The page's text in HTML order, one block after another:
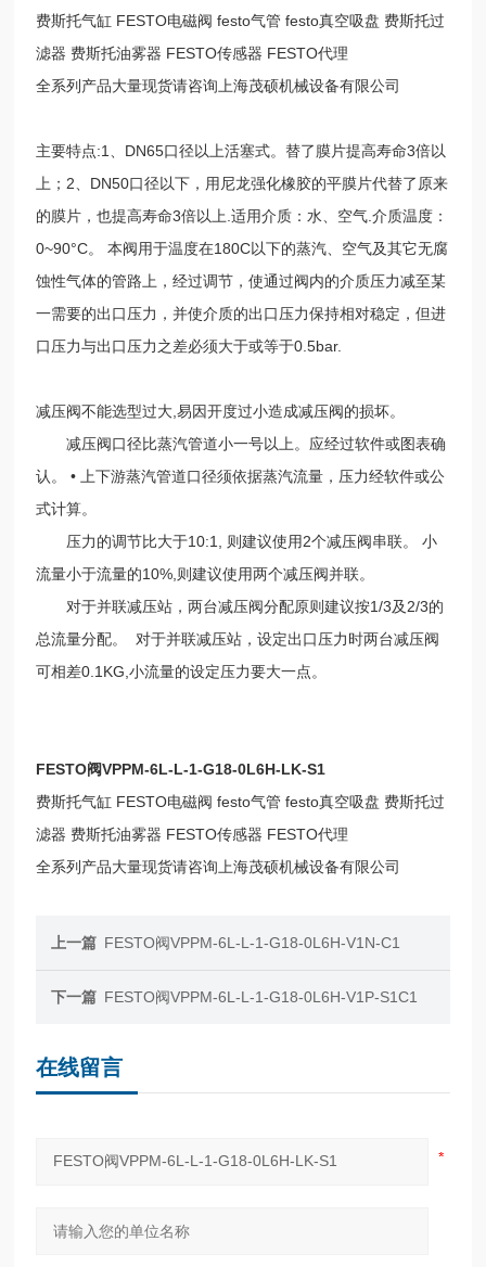
费斯托气缸 FESTO电磁阀 festo气管 festo真空吸盘 费斯托过
滤器 费斯托油雾器 FESTO传感器 FESTO代理
全系列产品大量现货请咨询上海茂硕机械设备有限公司
主要特点:1、DN65口径以上活塞式。替了膜片提高寿命3倍以
上；2、DN50口径以下，用尼龙强化橡胶的平膜片代替了原来
的膜片，也提高寿命3倍以上.适用介质：水、空气.介质温度：
0~90°C。 本阀用于温度在180C以下的蒸汽、空气及其它无腐
蚀性气体的管路上，经过调节，使通过阀内的介质压力减至某
一需要的出口压力，并使介质的出口压力保持相对稳定，但进
口压力与出口压力之差必须大于或等于0.5bar.
减压阀不能选型过大,易因开度过小造成减压阀的损坏。
减压阀口径比蒸汽管道小一号以上。应经过软件或图表确
认。 • 上下游蒸汽管道口径须依据蒸汽流量，压力经软件或公
式计算。
压力的调节比大于10:1, 则建议使用2个减压阀串联。 小
流量小于流量的10%,则建议使用两个减压阀并联。
对于并联减压站，两台减压阀分配原则建议按1/3及2/3的
总流量分配。 对于并联减压站，设定出口压力时两台减压阀
可相差0.1KG,小流量的设定压力要大一点。
FESTO阀VPPM-6L-L-1-G18-0L6H-LK-S1
费斯托气缸 FESTO电磁阀 festo气管 festo真空吸盘 费斯托过
滤器 费斯托油雾器 FESTO传感器 FESTO代理
全系列产品大量现货请咨询上海茂硕机械设备有限公司
上一篇 FESTO阀VPPM-6L-L-1-G18-0L6H-V1N-C1
下一篇 FESTO阀VPPM-6L-L-1-G18-0L6H-V1P-S1C1
在线留言